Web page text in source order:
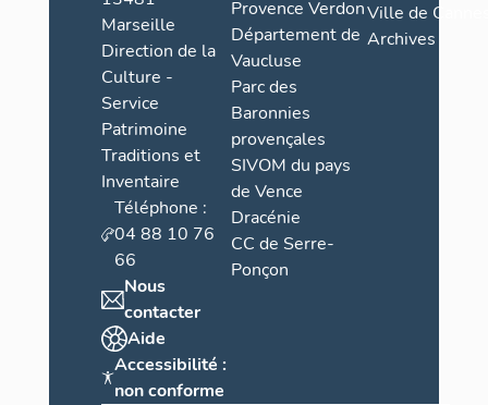
Marseille
Direction de la
Culture -
Service
Patrimoine
Traditions et
Inventaire
Téléphone :
04 88 10 76
66
Nous
contacter
Aide
Accessibilité :
non conforme
Provence Verdon
Département de
Vaucluse
Parc des
Baronnies
provençales
SIVOM du pays
de Vence
Dracénie
CC de Serre-
Ponçon
Ville de
Archives